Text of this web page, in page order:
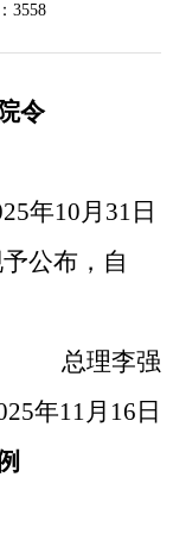
3558
令
年10月31日
公布，自
总理李强
年11月16日